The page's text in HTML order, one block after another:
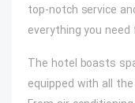
top-notch service
everything you
The hotel boasts
equipped with all